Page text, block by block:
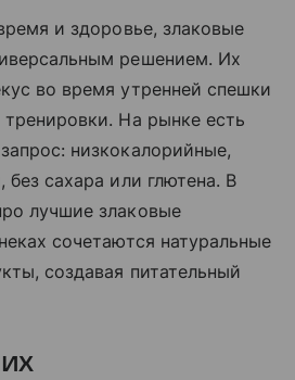
и здоровье, злаковые
решением. Их
во время утренней спешки
На рынке есть
низкокалорийные,
без сахара или глютена. В
лучшие злаковые
сочетаются натуральные
создавая питательный